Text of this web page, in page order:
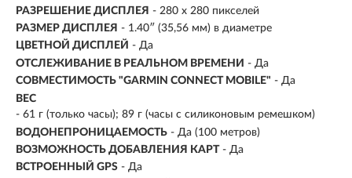
РАЗРЕШЕНИЕ ДИСПЛЕЯ - 280 x 280 пикселей
РАЗМЕР ДИСПЛЕЯ - 1.40″ (35,56 мм) в диаметре
ЦВЕТНОЙ ДИСПЛЕЙ - Да
ОТСЛЕЖИВАНИЕ В РЕАЛЬНОМ ВРЕМЕНИ - Да
СОВМЕСТИМОСТЬ "GARMIN CONNECT MOBILE" - Да
ВЕС
- 61 г (только часы); 89 г (часы с силиконовым ремешком)
ВОДОНЕПРОНИЦАЕМОСТЬ - Да (100 метров)
ВОЗМОЖНОСТЬ ДОБАВЛЕНИЯ КАРТ - Да
ВСТРОЕННЫЙ GPS - Да